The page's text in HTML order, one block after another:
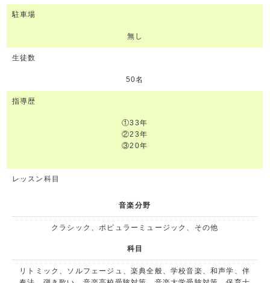
駐車場
無し
生徒数
50名
指導歴
①33年
②23年
③20年
レッスン科目
音楽分野
クラシック、ポピュラーミュージック、その他
科目
リトミック、ソルフェージュ、楽典全般、学校音楽、和声学、伴